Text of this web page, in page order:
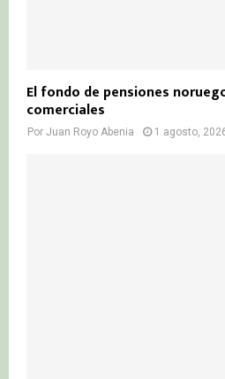
El fondo de pensiones
comerciales
Por Juan Royo Abenia 1 agosto,